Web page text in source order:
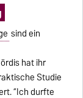
sind ein
hat ihr
Studie
“Ich durfte